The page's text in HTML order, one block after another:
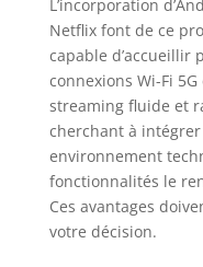
L’incorporation
Netflix font de ce
capable d’accueillir
connexions Wi-Fi
streaming fluide et
cherchant à intégrer
environnement
fonctionnalités le
Ces avantages
votre décision.